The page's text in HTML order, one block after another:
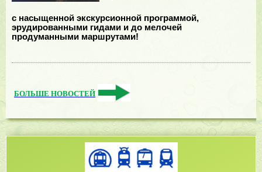
с насыщенной экскурсионной программой,
эрудированными гидами и до мелочей
продуманными маршрутами!
БОЛЬШЕ НОВОСТЕЙ